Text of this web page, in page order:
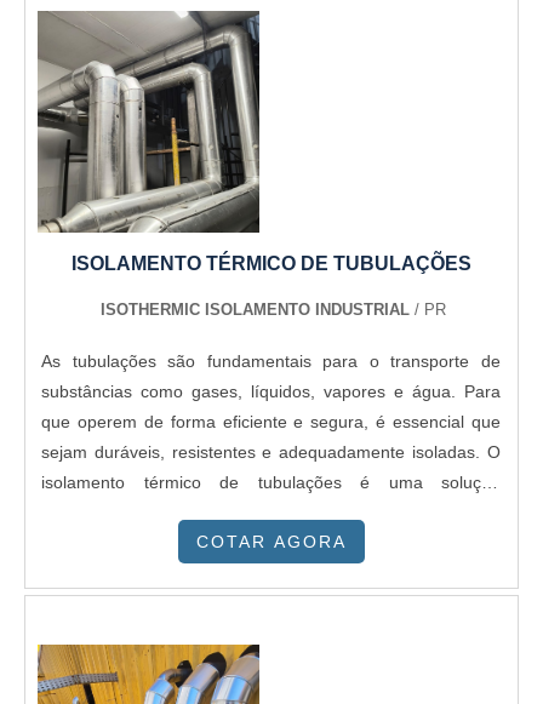
ISOLAMENTO TÉRMICO DE TUBULAÇÕES
ISOTHERMIC ISOLAMENTO INDUSTRIAL/ PR
As tubulações são fundamentais para o transporte de
substâncias como gases, líquidos, vapores e água. Para
que operem de forma eficiente e segura, é essencial que
sejam duráveis, resistentes e adequadamente isoladas. O
isolamento térmico de tubulações é uma solução
às necessidades de cada aplicação.
COTAR AGORA